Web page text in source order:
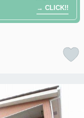
→ CLICK!!